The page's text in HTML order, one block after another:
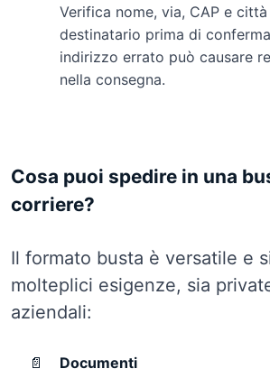
Verifica nome, via, CAP e
destinatario prima di
indirizzo errato può causare
nella consegna.
Cosa puoi spedire in una
corriere?
Il formato busta è versatile e
molteplici esigenze, sia
aziendali:
📄
Documenti